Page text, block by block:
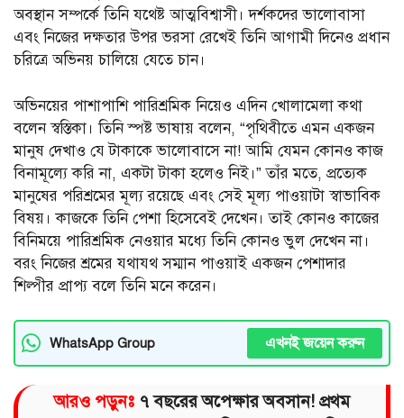
অবস্থান সম্পর্কে তিনি যথেষ্ট আত্মবিশ্বাসী। দর্শকদের ভালোবাসা
এবং নিজের দক্ষতার উপর ভরসা রেখেই তিনি আগামী দিনেও প্রধান
চরিত্রে অভিনয় চালিয়ে যেতে চান।
অভিনয়ের পাশাপাশি পারিশ্রমিক নিয়েও এদিন খোলামেলা কথা
বলেন স্বস্তিকা। তিনি স্পষ্ট ভাষায় বলেন, “পৃথিবীতে এমন একজন
মানুষ দেখাও যে টাকাকে ভালোবাসে না! আমি যেমন কোনও কাজ
বিনামূল্যে করি না, একটা টাকা হলেও নিই।” তাঁর মতে, প্রত্যেক
মানুষের পরিশ্রমের মূল্য রয়েছে এবং সেই মূল্য পাওয়াটা স্বাভাবিক
বিষয়। কাজকে তিনি পেশা হিসেবেই দেখেন। তাই কোনও কাজের
বিনিময়ে পারিশ্রমিক নেওয়ার মধ্যে তিনি কোনও ভুল দেখেন না।
বরং নিজের শ্রমের যথাযথ সম্মান পাওয়াই একজন পেশাদার
শিল্পীর প্রাপ্য বলে তিনি মনে করেন।
WhatsApp Group এখনই জয়েন করুন
আরও পড়ুনঃ ৭ বছরের অপেক্ষার অবসান! প্রথম